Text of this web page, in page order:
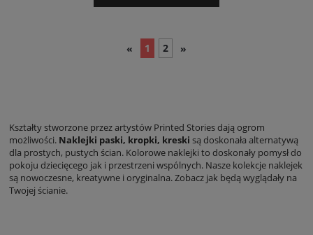
« 1 2 »
Kształty stworzone przez artystów Printed Stories dają ogrom
możliwości. Naklejki paski, kropki, kreski są doskonała alternatywą
dla prostych, pustych ścian. Kolorowe naklejki to doskonały pomysł do
pokoju dziecięcego jak i przestrzeni wspólnych. Nasze kolekcje naklejek
są nowoczesne, kreatywne i oryginalna. Zobacz jak będą wyglądały na
Twojej ścianie.